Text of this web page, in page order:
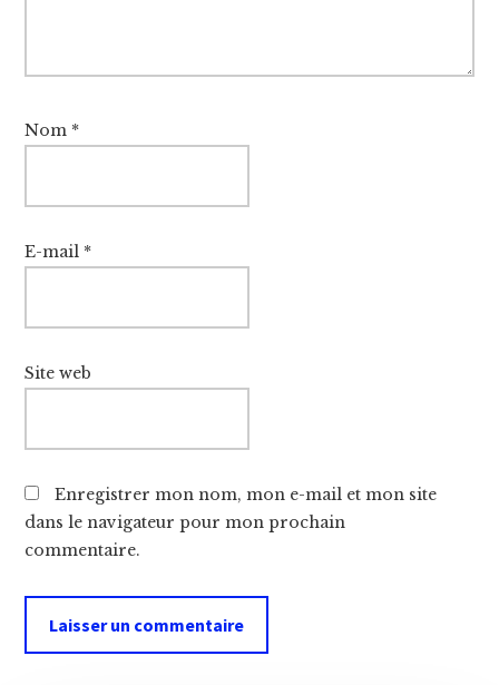
Nom *
E-mail *
Site web
Enregistrer mon nom, mon e-mail et mon site
dans le navigateur pour mon prochain
commentaire.